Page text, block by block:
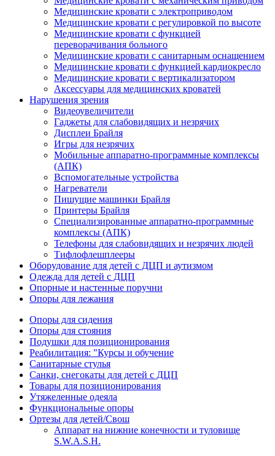
Медицинские кровати с электроприводом
Медицинские кровати с регулировкой по высоте
Медицинские кровати с функцией
переворачивания больного
Медицинские кровати с санитарным оснащением
Медицинские кровати с функцией кардиокресло
Медицинские кровати с вертикализатором
Аксессуары для медицинских кроватей
Нарушения зрения
Видеоувеличители
Гаджеты для слабовидящих и незрячих
Дисплеи Брайля
Игры для незрячих
Мобильные аппаратно-программные комплексы
(АПК)
Вспомогательные устройства
Нагреватели
Пишущие машинки Брайля
Принтеры Брайля
Специализированные аппаратно-программные
комплексы (АПК)
Телефоны для слабовидящих и незрячих людей
Тифлофлешплееры
Оборудование для детей с ДЦП и аутизмом
Одежда для детей с ДЦП
Опорные и настенные поручни
Опоры для лежания
Опоры для сидения
Опоры для стояния
Подушки для позиционирования
Реабилитация: "Курсы и обучение
Санитарные стулья
Санки, снегокаты для детей с ДЦП
Товары для позиционирования
Утяжеленные одеяла
Функциональные опоры
Ортезы для детей/Свош
Аппарат на нижние конечности и туловище
S.W.A.S.H.